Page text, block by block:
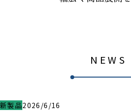
NEWS
新製品2026/6/16